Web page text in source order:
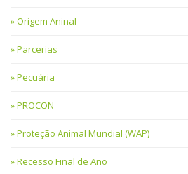
Origem Aninal
Parcerias
Pecuária
PROCON
Proteção Animal Mundial (WAP)
Recesso Final de Ano